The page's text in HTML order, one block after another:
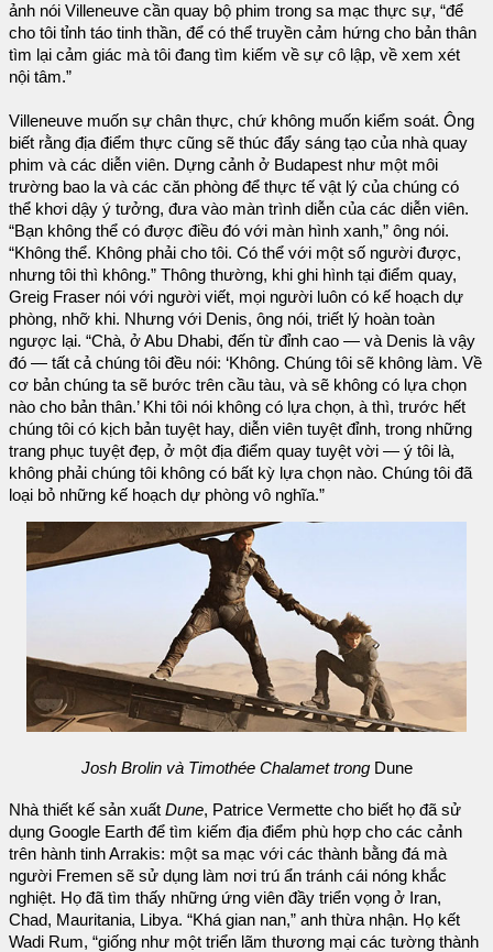
ảnh nói Villeneuve cần quay bộ phim trong sa mạc thực sự, “để
cho tôi tỉnh táo tinh thần, để có thể truyền cảm hứng cho bản thân
tìm lại cảm giác mà tôi đang tìm kiếm về sự cô lập, về xem xét
nội tâm.”
Villeneuve muốn sự chân thực, chứ không muốn kiểm soát. Ông
biết rằng địa điểm thực cũng sẽ thúc đẩy sáng tạo của nhà quay
phim và các diễn viên. Dựng cảnh ở Budapest như một môi
trường bao la và các căn phòng để thực tế vật lý của chúng có
thể khơi dậy ý tưởng, đưa vào màn trình diễn của các diễn viên.
“Bạn không thể có được điều đó với màn hình xanh,” ông nói.
“Không thể. Không phải cho tôi. Có thể với một số người được,
nhưng tôi thì không.” Thông thường, khi ghi hình tại điểm quay,
Greig Fraser nói với người viết, mọi người luôn có kế hoạch dự
phòng, nhỡ khi. Nhưng với Denis, ông nói, triết lý hoàn toàn
ngược lại. “Chà, ở Abu Dhabi, đến từ đỉnh cao — và Denis là vậy
đó — tất cả chúng tôi đều nói: ‘Không. Chúng tôi sẽ không làm. Về
cơ bản chúng ta sẽ bước trên cầu tàu, và sẽ không có lựa chọn
nào cho bản thân.’ Khi tôi nói không có lựa chọn, à thì, trước hết
chúng tôi có kịch bản tuyệt hay, diễn viên tuyệt đỉnh, trong những
trang phục tuyệt đẹp, ở một địa điểm quay tuyệt vời — ý tôi là,
không phải chúng tôi không có bất kỳ lựa chọn nào. Chúng tôi đã
loại bỏ những kế hoạch dự phòng vô nghĩa.”
Josh Brolin và Timothée Chalamet trongDune
Nhà thiết kế sản xuất Dune, Patrice Vermette cho biết họ đã sử
dụng Google Earth để tìm kiếm địa điểm phù hợp cho các cảnh
trên hành tinh Arrakis: một sa mạc với các thành bằng đá mà
người Fremen sẽ sử dụng làm nơi trú ẩn tránh cái nóng khắc
nghiệt. Họ đã tìm thấy những ứng viên đầy triển vọng ở Iran,
Chad, Mauritania, Libya. “Khá gian nan,” anh thừa nhận. Họ kết
Wadi Rum, “giống như một triển lãm thương mại các tường thành